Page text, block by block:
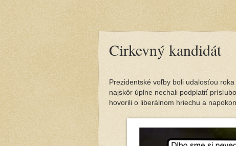
Cirkevný kandidát
Prezidentské voľby boli udalosťou
najskôr úplne nechali podplatiť
hovorili o liberálnom hriechu a